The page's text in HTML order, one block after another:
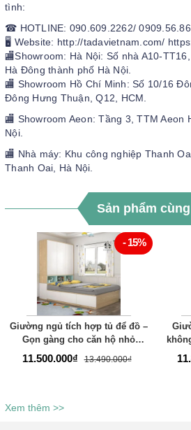
tình:
☎ HOTLINE: 090.609.2262/
🖥 Website: http://tadavietnam.com/
🏬Showroom: Hà Nội: Số nhà A10-
Hà Đông thành phố Hà Nội.
🏬 Showroom Hồ Chí Minh: Số 10/16
Đông Hưng Thuận, Q12, HCM.
🏬 Showroom Aeon: Tầng 3, TTM Aeon
Nội.
🏬 Nhà máy: Khu công nghiệp Thanh
Thanh Oai, Hà Nội.
Sản phẩm
- 15%
Giường ngủ tích hợp tủ để đồ –
Gọn gàng cho căn hộ nhỏ
thương hiệu TADA - TD230
11.500.000₫ 13.490.000₫
Xem thêm >>